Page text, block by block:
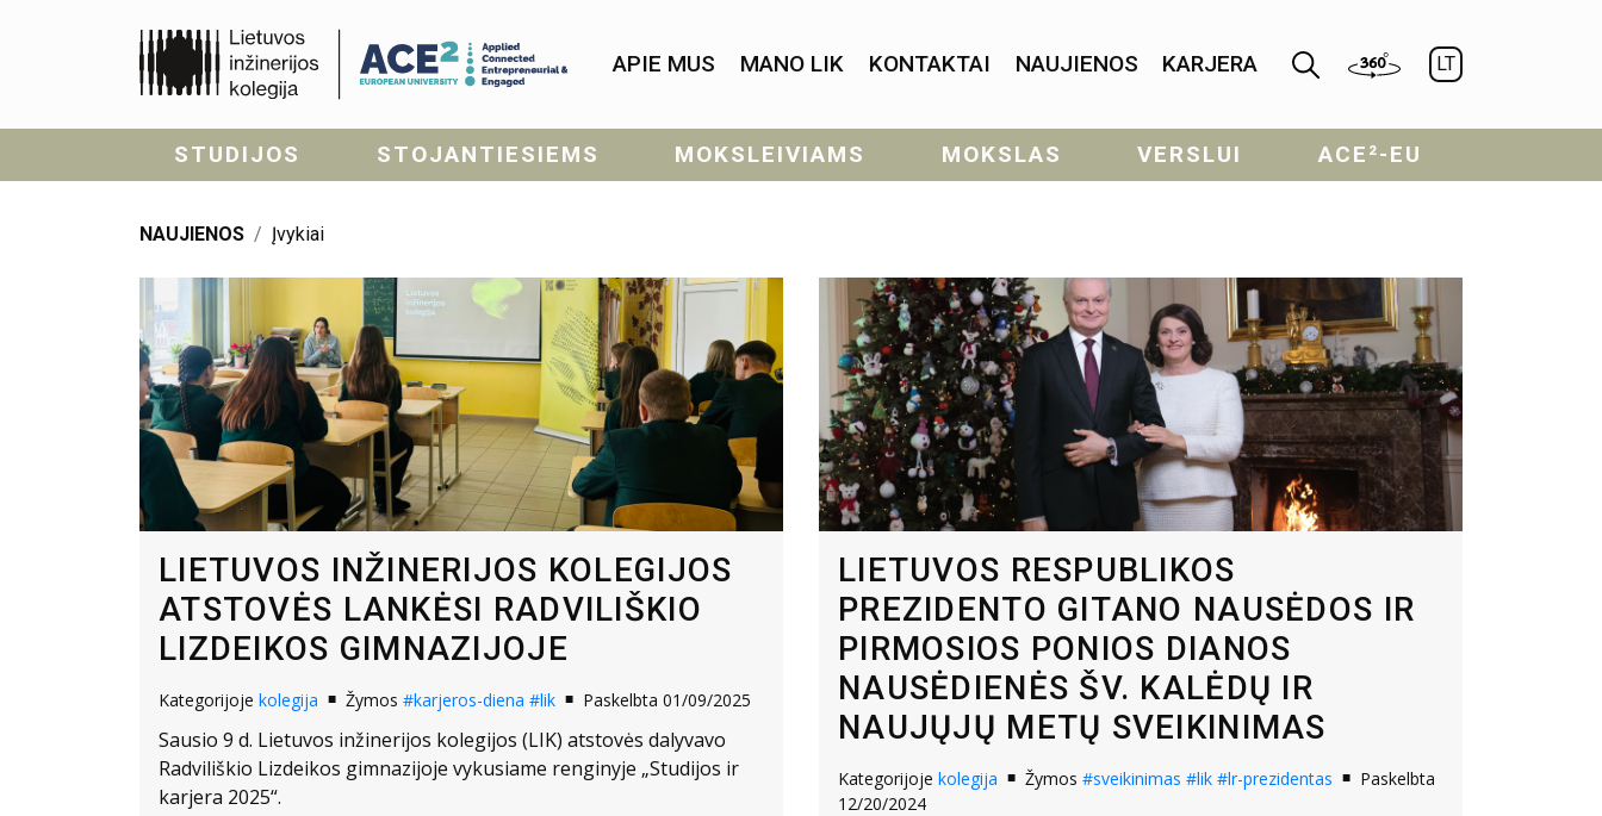
APIE MUS MANO LIK KONTAKTAI NAUJIENOS KARJERA LT
STUDIJOS STOJANTIESIEMS MOKSLEIVIAMS MOKSLAS VERSLUI ACE²-EU
NAUJIENOS Įvykiai
LIETUVOS INŽINERIJOS KOLEGIJOS
ATSTOVĖS LANKĖSI RADVILIŠKIO
LIZDEIKOS GIMNAZIJOJE
Kategorijoje kolegija Žymos #karjeros-diena #lik Paskelbta 01/09/2025
Sausio 9 d. Lietuvos inžinerijos kolegijos (LIK) atstovės dalyvavo
Radviliškio Lizdeikos gimnazijoje vykusiame renginyje „Studijos ir
karjera 2025“.
LIETUVOS RESPUBLIKOS
PREZIDENTO GITANO NAUSĖDOS IR
PIRMOSIOS PONIOS DIANOS
NAUSĖDIENĖS ŠV. KALĖDŲ IR
NAUJŲJŲ METŲ SVEIKINIMAS
Kategorijoje kolegija Žymos #sveikinimas #lik #lr-prezidentas
Paskelbta
12/20/2024